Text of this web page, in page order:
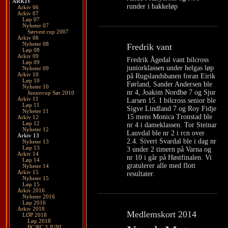
Arkiv 06
Arkiv 07
Løp 07
Nyheter 07
Sørvest cup 2007
Arkiv 08
Nyheter 08
Løp 08
Arkiv 09
Løp 09
Nyheter 09
Arkiv 10
Løp 10
Nyheter 10
Juniorcup Sør 2010
Arkiv 11
Løp 11
Nyheter 11
Arkiv 12
Løp 12
Nyheter 12
Arkiv 13
Nyheter 13
Løp 13
Arkiv 14
Løp 14
Nyheter 14
Arkiv 15
Nyheter 15
Løp 15
Arkiv 2016
Nyheter 2016
Løp 2016
Arkiv 2018
LØP 2018
Løp 2018
runder i bakkeløp
Fredrik vant
Fredrik Ågedal vant bilcross
juniorklassen under helgas løp
på Rugslandsbanen foran Eirik
Førland, Sander Andersen ble
nr 4, Joakim Nordbø 7 og Sjur
Larsen 15. I bilcross senior ble
Sigve Lindland 7 og Roy Fidje
15 mens Monica Tronstad ble
nr 4 i dameklassen. Tor Steinar
Lauvdal ble nr 2 i rcn over
2.4. Sivert Svardal ble i dag nr
3 under 2 timern på Varna og
nr 10 i går på Høstfinalen. Vi
gratulerer alle med flott
resultater.
Medlemskort 2014